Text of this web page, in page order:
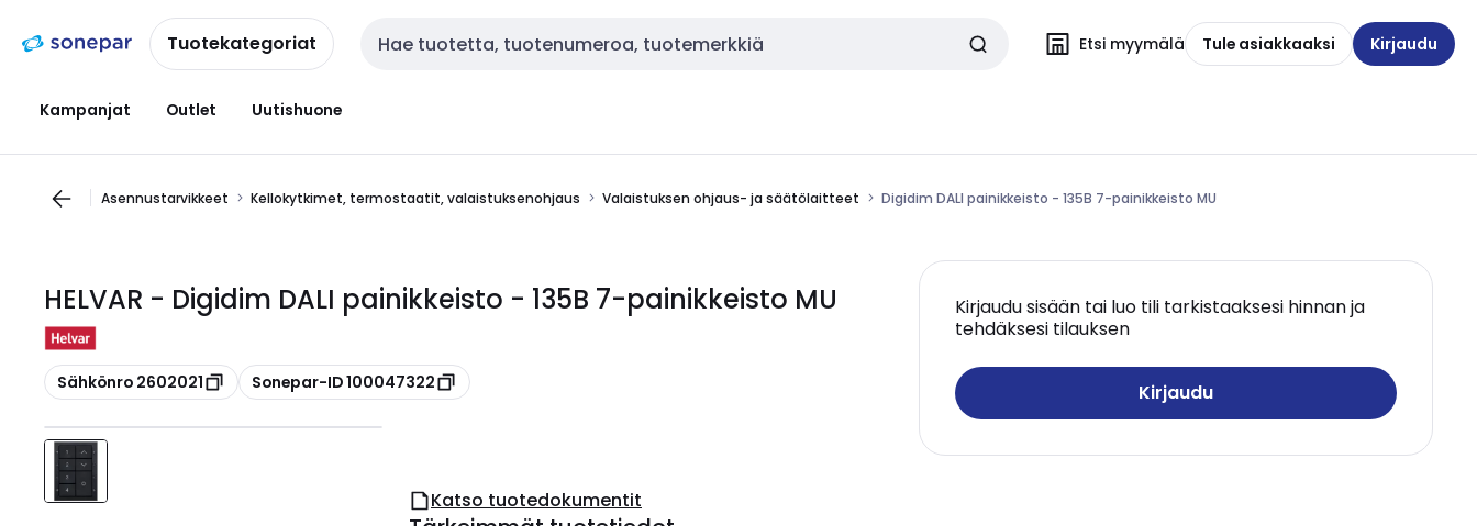
navigointiinsisältöönTuotekategoriat Haku Etsi myymälä Tule asiakkaaksi Kirjaudu
Kampanjat Outlet Uutishuone
Asennustarvikkeet Kellokytkimet, termostaatit, valaistuksenohjaus Valaistuksen ohjaus- ja säätölaitteet Digidim DALI painikkeisto - 135B 7-painikkeisto MU
HELVAR - Digidim DALI painikkeisto - 135B 7-painikkeisto MU
Kopioi
Sähkönro 2602021 Kopioi
Sonepar-ID 100047322
Kirjaudu sisään tai luo tili tarkistaaksesi hinnan ja
tehdäksesi tilauksen
Kirjaudu
Katso tuotedokumentit